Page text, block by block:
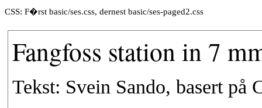
CSS: F�rst basic/ses.css, dernest basic/ses-paged2.css
Fangfoss station in 7
Tekst: Svein Sando, basert på